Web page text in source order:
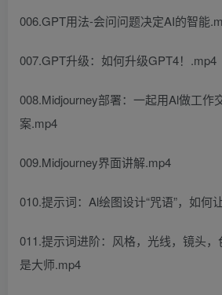
006.GPT用法-会问问题决定AI的智能
007.GPT升级：如何升级GPT4！.mp4
008.Midjourney部署：一起用Al做工作
案.mp4
009.Midjourney界面讲解.mp4
010.提示词：Al绘图设计“咒语”，如何
011.提示词进阶：风格，光线，镜头
是大师.mp4